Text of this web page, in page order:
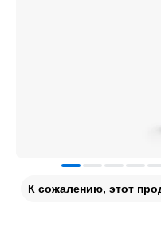
К сожалению, этот